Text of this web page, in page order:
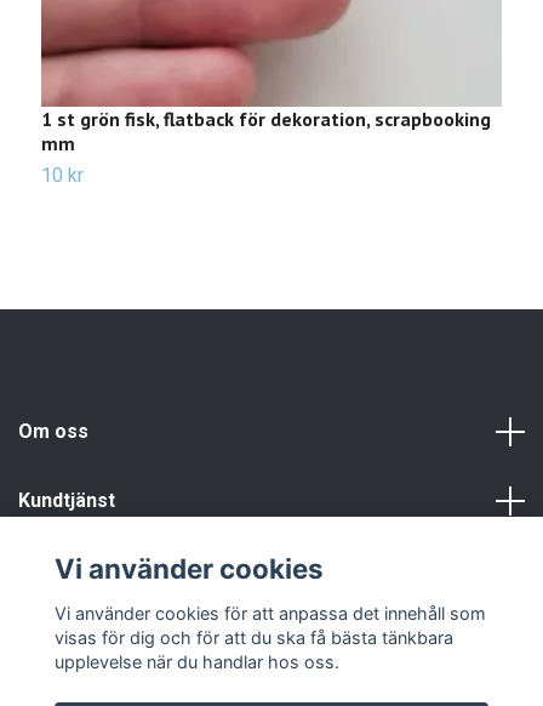
1 st grön fisk, flatback för dekoration, scrapbooking
mm
10 kr
Om oss
Kundtjänst
Vi använder cookies
Vi använder cookies för att anpassa det innehåll som
visas för dig och för att du ska få bästa tänkbara
upplevelse när du handlar hos oss.